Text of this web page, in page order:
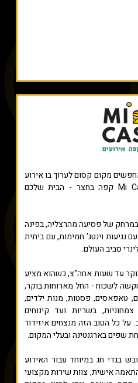
מקום קסום לערוך בו אירוע
בשרון כדאי שתכירו את Mi Casa קפה בחצר - הבית שלכם
במרחק של פסיעה מהרצליה, בפינה
נגיעות וינטג' חמימות, עם ביתית
סביב העולם.
עד שעות אחה"צ, כשהוא מציע
לשכוח - החל מארוחות בוקר,
טאפאסים, פסטות, מנות ילדים,
בשריות ועד קינוחים
כל הטוב הזה מנצחים איזידור
שפים בארגנטינה ובעלי המקום.
המקום לובש בגדי חג במיוחד עבור האירוע
אישית, צוות שירות מקצועי